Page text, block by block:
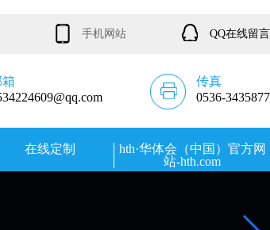
手机网站 QQ在线留言
箱
传真
0536-3435877
在线定制
hth·华体会（中国）官方网
站-hth.com